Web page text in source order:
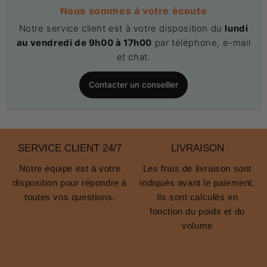
Nous sommes à votre écoute
Notre service client est à votre disposition du lundi
au vendredi de 9h00 à 17h00 par téléphone, e-mail
et chat.
Contacter un conseiller
SERVICE CLIENT 24/7
Notre équipe est à votre
disposition pour répondre à
toutes vos questions.
LIVRAISON
Les frais de livraison sont
indiqués avant le paiement.
Ils sont calculés en
fonction du poids et du
volume